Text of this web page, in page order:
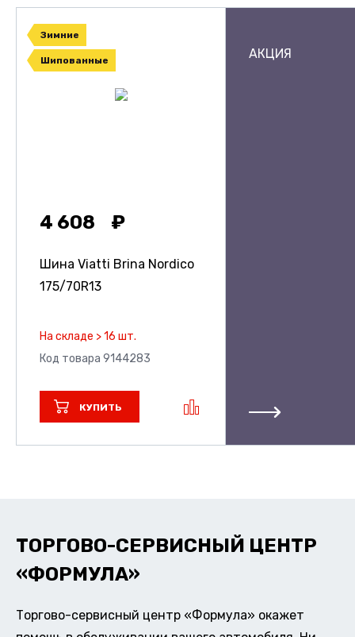
Зимние
Шипованные
4 608
Шина Viatti Brina Nordico
175/70R13
На складе > 16 шт.
Код товара 9144283
КУПИТЬ
АКЦИЯ
ТОРГОВО-СЕРВИСНЫЙ ЦЕНТР
«ФОРМУЛА»
Торгово-сервисный центр «Формула» окажет